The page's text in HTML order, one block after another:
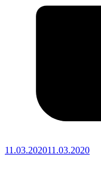
11.03.202011.03.2020